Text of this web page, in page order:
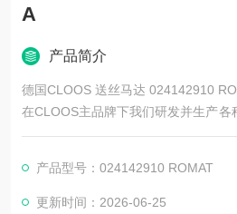
A
产品简介
德国CLOOS 送丝马达 024142910
在CLOOS主品牌下我们研发并生产各
多个**。其中，我们的核心实力电弧
NEO和QIROX两个子品牌，我们的产
所有领域。QINEO为适用于手动和自
产品型号：024142910 ROMAT
更新时间：2026-06-25